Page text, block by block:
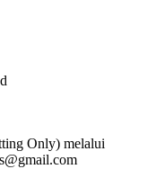
Only) melalui